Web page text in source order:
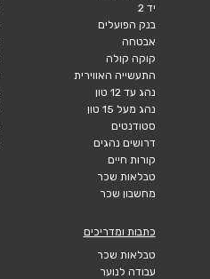
יד 2
בנק הפועלים
אבטחה
קוקה קולה
התעשייה האווירית
נהג עד 12 טון
נהג מעל 15 טון
סטודנטים
דרושים נהגים
קורות חיים
טבלאות שכר
מחשבון שכר
כתבות ומדריכים
טבלאות שכר
עבודה לנוער